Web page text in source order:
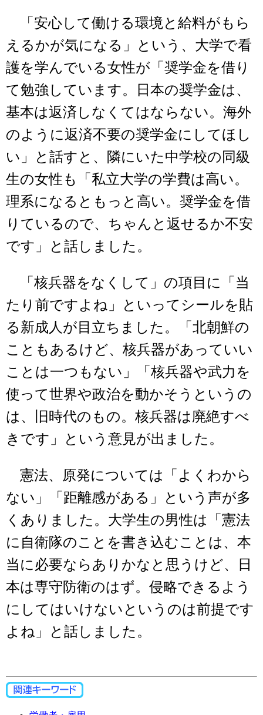
「安心して働ける環境と給料がもら
えるかが気になる」という、大学で看
護を学んでいる女性が「奨学金を借り
て勉強しています。日本の奨学金は、
基本は返済しなくてはならない。海外
のように返済不要の奨学金にしてほし
い」と話すと、隣にいた中学校の同級
生の女性も「私立大学の学費は高い。
理系になるともっと高い。奨学金を借
りているので、ちゃんと返せるか不安
です」と話しました。
「核兵器をなくして」の項目に「当
たり前ですよね」といってシールを貼
る新成人が目立ちました。「北朝鮮の
こともあるけど、核兵器があっていい
ことは一つもない」「核兵器や武力を
使って世界や政治を動かそうというの
は、旧時代のもの。核兵器は廃絶すべ
きです」という意見が出ました。
憲法、原発については「よくわから
ない」「距離感がある」という声が多
くありました。大学生の男性は「憲法
に自衛隊のことを書き込むことは、本
当に必要ならありかなと思うけど、日
本は専守防衛のはず。侵略できるよう
にしてはいけないというのは前提です
よね」と話しました。